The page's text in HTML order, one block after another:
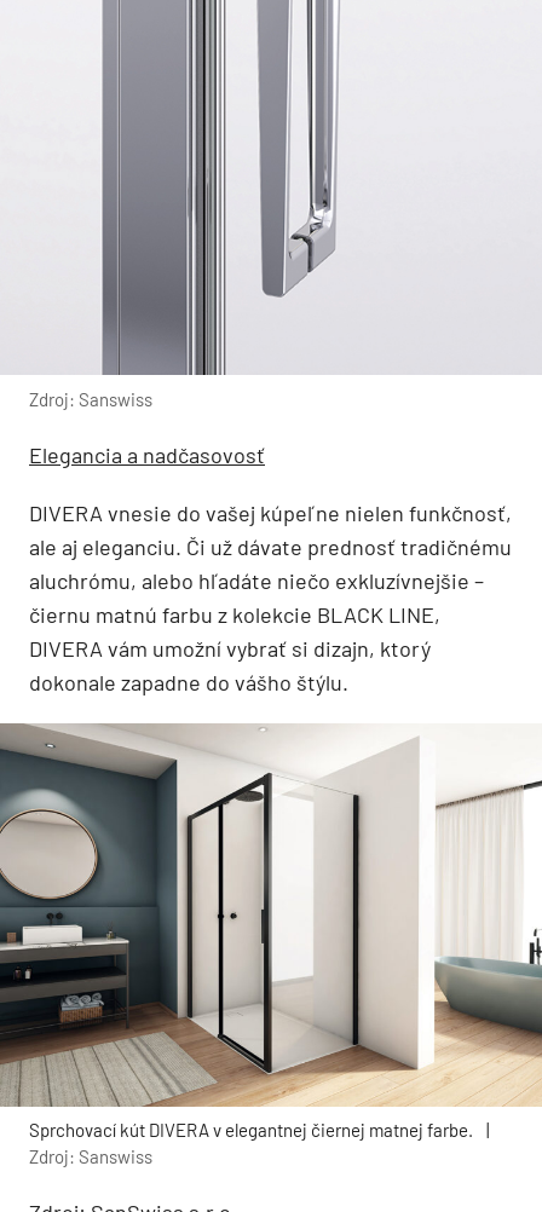
Zdroj: Sanswiss
Elegancia a nadčasovosť
DIVERA vnesie do vašej kúpeľne nielen funkčnosť,
ale aj eleganciu. Či už dávate prednosť tradičnému
aluchrómu, alebo hľadáte niečo exkluzívnejšie –
čiernu matnú farbu z kolekcie BLACK LINE,
DIVERA vám umožní vybrať si dizajn, ktorý
dokonale zapadne do vášho štýlu.
Sprchovací kút DIVERA v elegantnej čiernej matnej farbe.
|
Zdroj: Sanswiss